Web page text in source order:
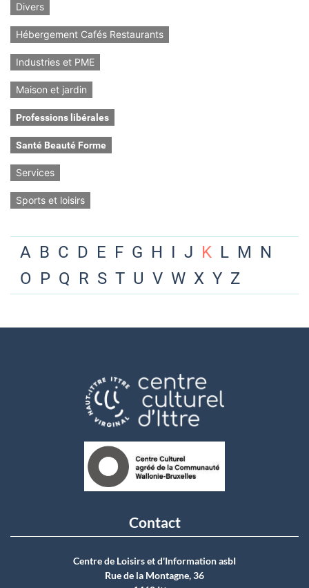
Divers
Hébergement Cafés Restaurants
Industries et PME
Maison et jardin
Professions libérales
Santé Beauté Forme
Services
Sports et loisirs
A B C D E F G H I J K L M N
O P Q R S T U V W X Y Z
Contact
Centre de Loisirs et d'Information asbI
Rue de la Montagne, 36